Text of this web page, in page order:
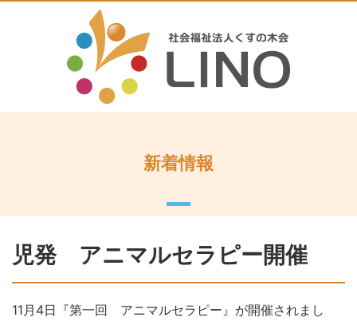
新着情報
児発 アニマルセラピー開催
11月4日『第一回 アニマルセラピー』が開催されまし